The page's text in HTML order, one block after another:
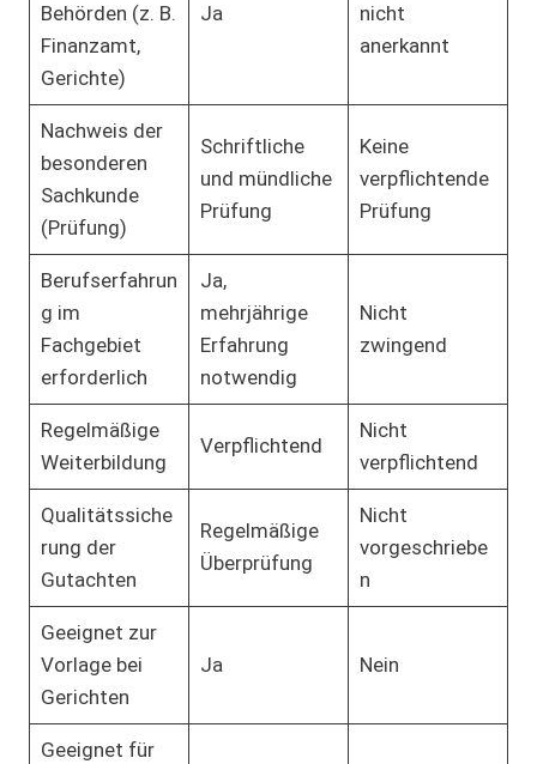
Behörden (z. B.
Finanzamt,
Gerichte)
Ja
nicht
anerkannt
Nachweis der
besonderen
Sachkunde
(Prüfung)
Schriftliche
und mündliche
Prüfung
Keine
verpflichtende
Prüfung
Berufserfahrun
g im
Fachgebiet
erforderlich
Ja,
mehrjährige
Erfahrung
notwendig
Nicht
zwingend
Regelmäßige
Weiterbildung
Verpflichtend
Nicht
verpflichtend
Qualitätssiche
rung der
Gutachten
Regelmäßige
Überprüfung
Nicht
vorgeschriebe
n
Geeignet zur
Vorlage bei
Gerichten
Ja Nein
Geeignet für